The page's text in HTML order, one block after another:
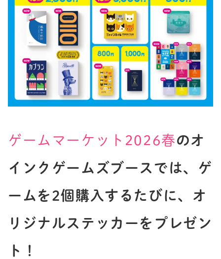
ゲームマーケット2026春のオ
インクゲームズブースでは、ゲ
ームを2個購入するたびに、オ
リジナルステッカーをプレゼン
ト！